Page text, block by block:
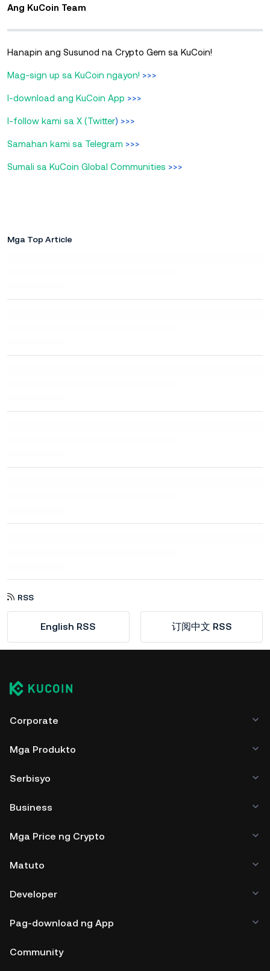
Ang KuCoin Team
Hanapin ang Susunod na Crypto Gem sa KuCoin!
Mag-sign up sa KuCoin ngayon! >>>
I-download ang KuCoin App >>>
I-follow kami sa X (Twitter) >>>
Samahan kami sa Telegram >>>
Sumali sa KuCoin Global Communities >>>
Mga Top Article
RSS
English RSS 订阅中文 RSS
Corporate
Mga Produkto
Serbisyo
Business
Mga Price ng Crypto
Matuto
Developer
Pag-download ng App
Community